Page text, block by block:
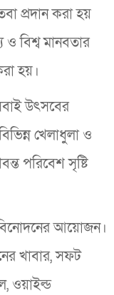
প্রদান করা হয়
ও বিশ্ব মানবতার
হয়।
উৎসবের
খেলাধুলা ও
পরিবেশ সৃষ্টি
আয়োজন।
খাবার, সফট
ওয়াইল্ড